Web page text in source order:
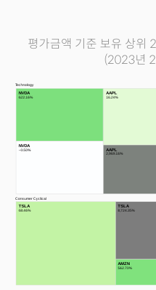
평가금액 기준 보유 상위
(2023년
NVDA
NVDA
AAPL
AAPL
TSLA TSLA
AMZN
622.16%
−0.50%
16.24%
2,969.16%
68.46% 8,724.35%
562.70%
Technology
Consumer Cyclical